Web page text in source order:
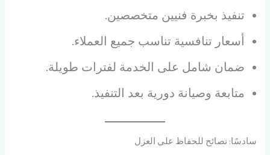
تنفيذ بخبرة فنيين متخصصين.
أسعار تنافسية تناسب جميع العملاء.
ضمان شامل على الخدمة لفترات طويلة.
متابعة وصيانة دورية بعد التنفيذ.
سادسًا: نصائح للحفاظ على العزل